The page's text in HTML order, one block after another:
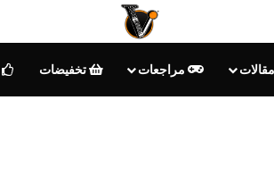
مقالات مراجعات تخفيضات